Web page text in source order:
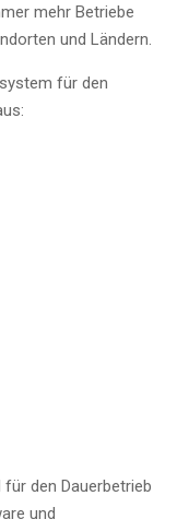
mehr Betriebe
und Ländern.
für den
den Dauerbetrieb
und